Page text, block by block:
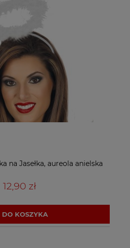
na Jasełka, aureola anielska
12,90 zł
DO KOSZYKA